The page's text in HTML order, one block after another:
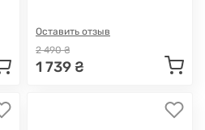
Оставить отзыв
2 490 ₴
1 739 ₴